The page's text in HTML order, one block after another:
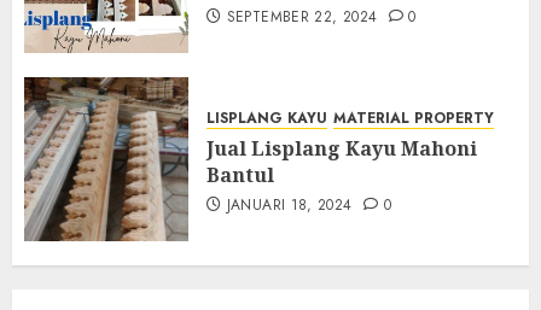
SEPTEMBER 22, 2024 0
LISPLANG KAYU MATERIAL PROPERTY
Jual Lisplang Kayu Mahoni
Bantul
JANUARI 18, 2024 0